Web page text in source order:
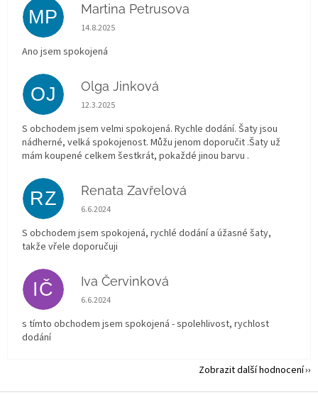
MP Martina Petrusova
Hodnocení obchodu je 5 z 5 hvězdiček.
14.8.2025
Ano jsem spokojená
OJ Olga Jinková
Hodnocení obchodu je 5 z 5 hvězdiček.
12.3.2025
S obchodem jsem velmi spokojená. Rychle dodání. Šaty jsou
nádherné, velká spokojenost. Můžu jenom doporučit .Šaty už
mám koupené celkem šestkrát, pokaždé jinou barvu .
RZ Renata Zavřelová
Hodnocení obchodu je 5 z 5 hvězdiček.
6.6.2024
S obchodem jsem spokojená, rychlé dodání a úžasné šaty,
takže vřele doporučuji
IČ Iva Červinková
Hodnocení obchodu je 5 z 5 hvězdiček.
6.6.2024
s tímto obchodem jsem spokojená - spolehlivost, rychlost
dodání
Zobrazit další hodnocení